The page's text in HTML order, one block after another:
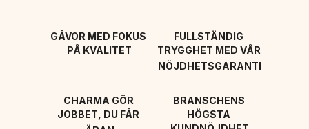
GÅVOR MED FOKUS
PÅ KVALITET
FULLSTÄNDIG
TRYGGHET MED VÅR
NÖJDHETSGARANTI
CHARMA GÖR
JOBBET, DU FÅR
BRANSCHENS
HÖGSTA